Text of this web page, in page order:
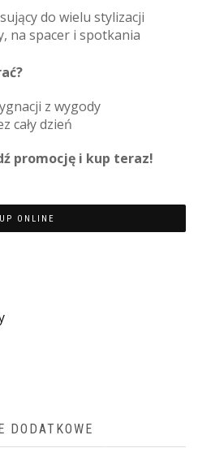
do wielu stylizacji
na spacer i spotkania
z wygody
cały dzień
promocję i kup teraz!
ONLINE
DODATKOWE